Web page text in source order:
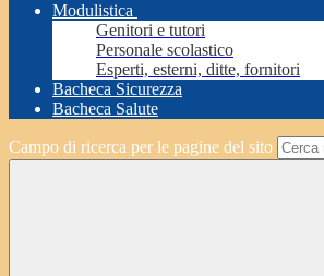
Modulistica
Genitori e tutori
Personale scolastico
Esperti, esterni, ditte, fornitori
Bacheca Sicurezza
Bacheca Salute
Campo di ricerca per le pagine del sito